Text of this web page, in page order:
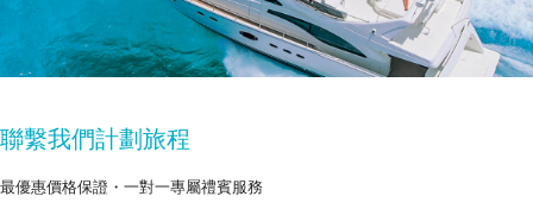
聯繫我們計劃旅程
最優惠價格保證・一對一專屬禮賓服務